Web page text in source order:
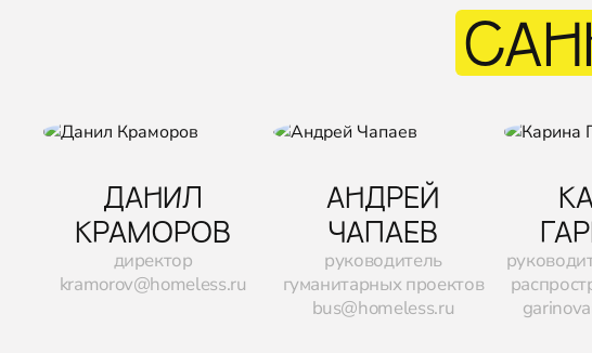
ДАНИЛ
КРАМОРОВ
директор
kramorov@homeless.ru
АНДРЕЙ
ЧАПАЕВ
руководитель
гуманитарных проектов
bus@homeless.ru